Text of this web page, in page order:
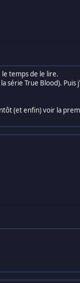
le temps de le lire.
série True Blood).
(et enfin) voir la